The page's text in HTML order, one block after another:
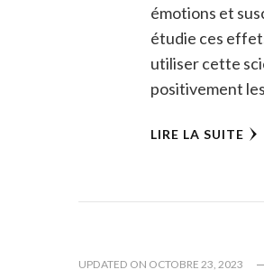
émotions et
étudie ces
utiliser cette
positivement
LIRE LA SUITE
UPDATED ON OCTOBRE 23, 2023